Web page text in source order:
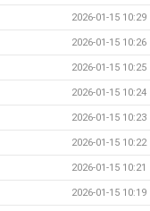
2026-01-15 10:29
2026-01-15 10:26
2026-01-15 10:25
2026-01-15 10:24
2026-01-15 10:23
2026-01-15 10:22
2026-01-15 10:21
2026-01-15 10:19